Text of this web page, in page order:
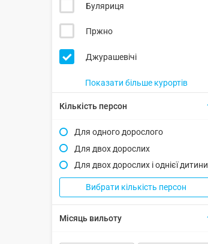
Буляриця
Пржно
Джурашевічі
Показати більше курортів
Кількість персон
Для одного дорослого
Для двох дорослих
Для двох дорослих і однієї дитини
Вибрати кількість персон
Місяць вильоту